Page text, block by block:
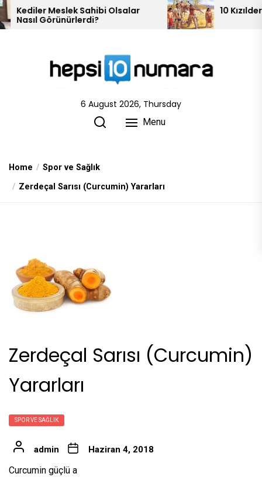
Skip
to
Sahibi Olsalar
10 Kızılderili Kabilesi
6 August 2026, Thursday
Menu
Home
Spor ve Sağlık
Zerdeçal Sarısı (Curcumin) Yararları
Zerdeçal Sarısı (Curcumin)
Yararları
SPOR VE SAĞLIK
admin Haziran 4, 2018
Curcumin güçlü a